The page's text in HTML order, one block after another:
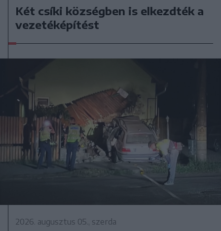
Két csíki községben is elkezdték a
vezetéképítést
2026. augusztus 05., szerda